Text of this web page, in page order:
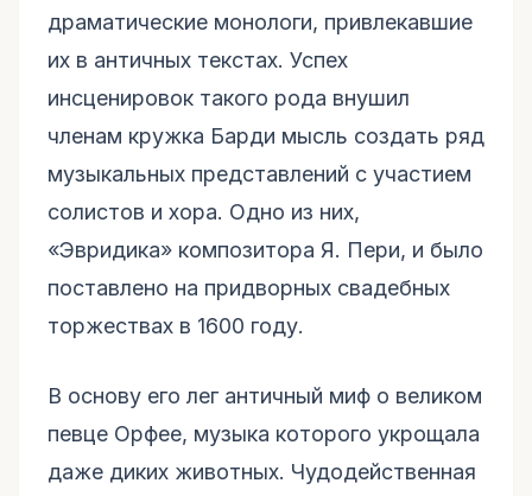
драматические монологи, привлекавшие
их в античных текстах. Успех
инсценировок такого рода внушил
членам кружка Барди мысль создать ряд
музыкальных представлений с участием
солистов и хора. Одно из них,
«Эвридика» композитора Я. Пери, и было
поставлено на придворных свадебных
торжествах в 1600 году.
В основу его лег античный миф о великом
певце Орфее, музыка которого укрощала
даже диких животных. Чудодейственная